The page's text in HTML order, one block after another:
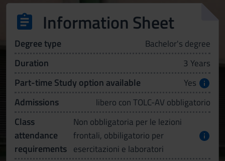
Information Sheet
Degree type Bachelor's degree
Duration 3 Years
Part-time Study option available Yes
Admissions libero con TOLC-AV obbligatorio
Class
attendance
requirements
Non obbligatoria per le lezioni
frontali, obbiligatorio per
esercitazioni e laboratori